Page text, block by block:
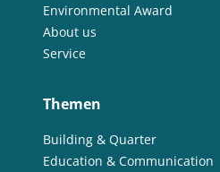
Environmental Award
About us
Service
Themen
Building & Quarter
Education & Communication